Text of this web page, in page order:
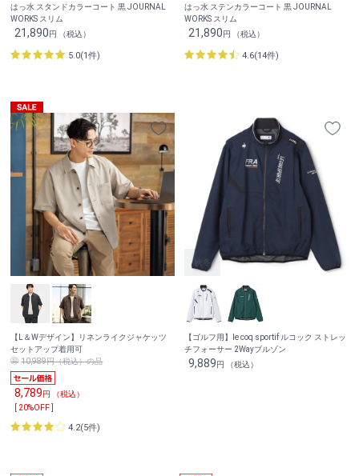
はっ水 スタンドカラーコート 黒 JOURNAL
WORKS スリム
21,890円 （税込）
5.0(1件)
はっ水 ステンカラーコート 黒 JOURNAL
WORKS スリム
21,890円 （税込）
4.6(14件)
【L＆Wデザイン】リネンライクジャケッツ
セットアップ着用可
10,989円（税込）の品
8,789円 （税込）
[ 20%OFF ]
4.2(5件)
【ゴルフ用】le coq sportif ルコック ストレッ
チフォーサー 2Wayブルゾン
9,889円 （税込）